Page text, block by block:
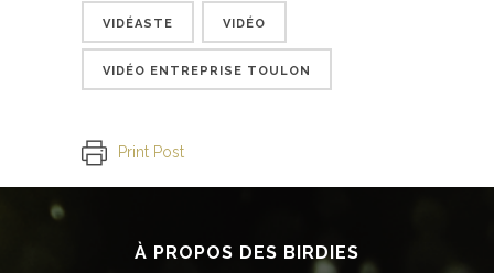
VIDÉASTE VIDÉO
VIDÉO ENTREPRISE TOULON
Print Post
À PROPOS DES BIRDIES